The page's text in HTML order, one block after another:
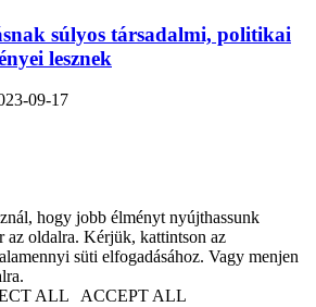
súlyos társadalmi, politikai
lesznek
09-17
hogy jobb élményt nyújthassunk
az oldalra. Kérjük, kattintson az
süti elfogadásához. Vagy menjen
ALL ACCEPT ALL